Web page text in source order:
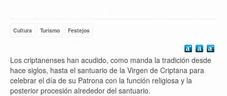
Cultura Turismo Festejos
Los criptanenses han acudido, como manda la tradición desde
hace siglos, hasta el santuario de la Virgen de Criptana para
celebrar el día de su Patrona con la función religiosa y la
posterior procesión alrededor del santuario.